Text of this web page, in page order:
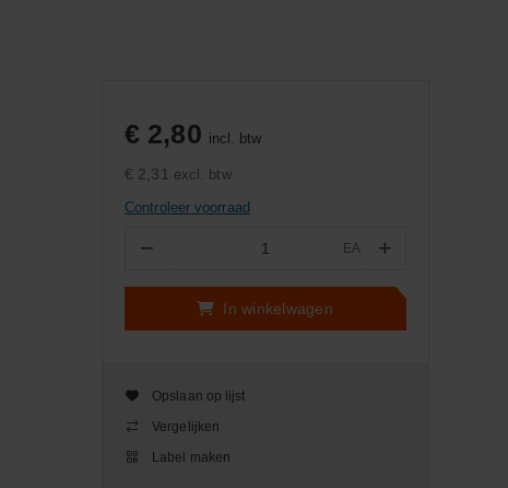
€ 2,80 incl. btw
€ 2,31 excl. btw
Controleer voorraad
− EA +
In winkelwagen
Opslaan op lijst
Vergelijken
Label maken